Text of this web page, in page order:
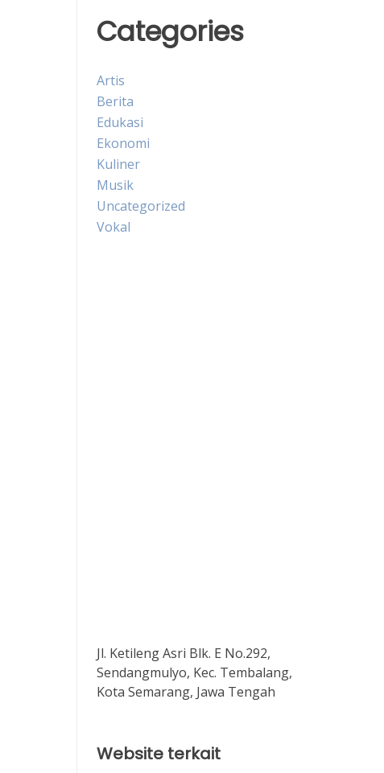
Categories
Artis
Berita
Edukasi
Ekonomi
Kuliner
Musik
Uncategorized
Vokal
Jl. Ketileng Asri Blk. E No.292,
Sendangmulyo, Kec. Tembalang,
Kota Semarang, Jawa Tengah
Website terkait